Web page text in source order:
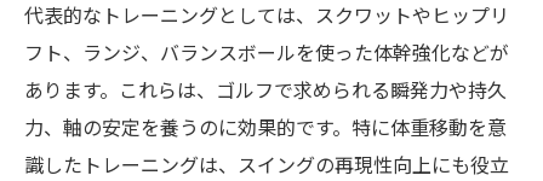
代表的なトレーニングとしては、スクワットやヒップリ
フト、ランジ、バランスボールを使った体幹強化などが
あります。これらは、ゴルフで求められる瞬発力や持久
力、軸の安定を養うのに効果的です。特に体重移動を意
識したトレーニングは、スイングの再現性向上にも役立